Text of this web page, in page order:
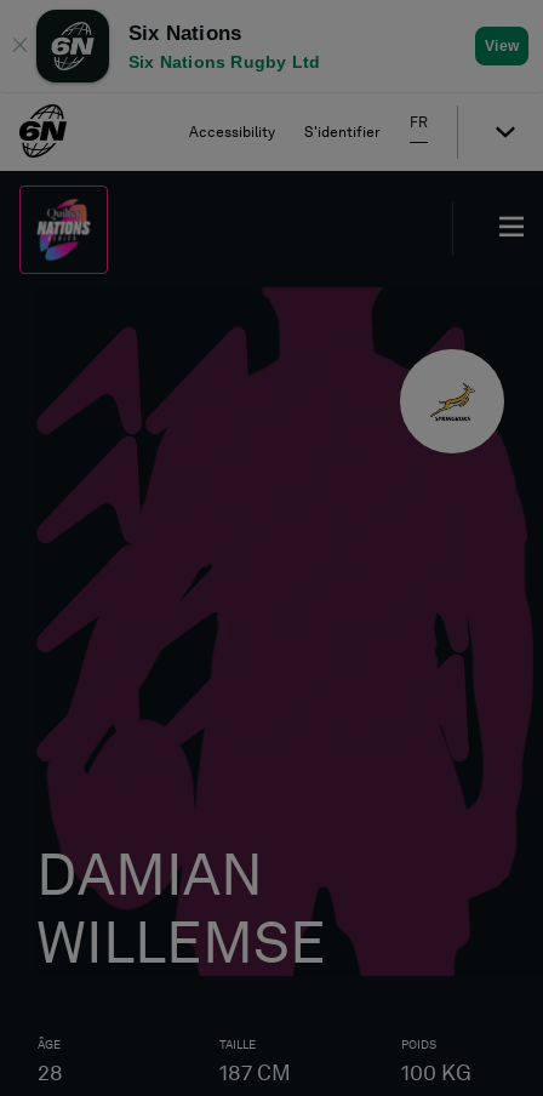
✕
Six Nations
Six Nations Rugby Ltd
View
Accessibility S'identifier
FR
DAMIAN
WILLEMSE
ÂGE
28
TAILLE
187 CM
POIDS
100 KG